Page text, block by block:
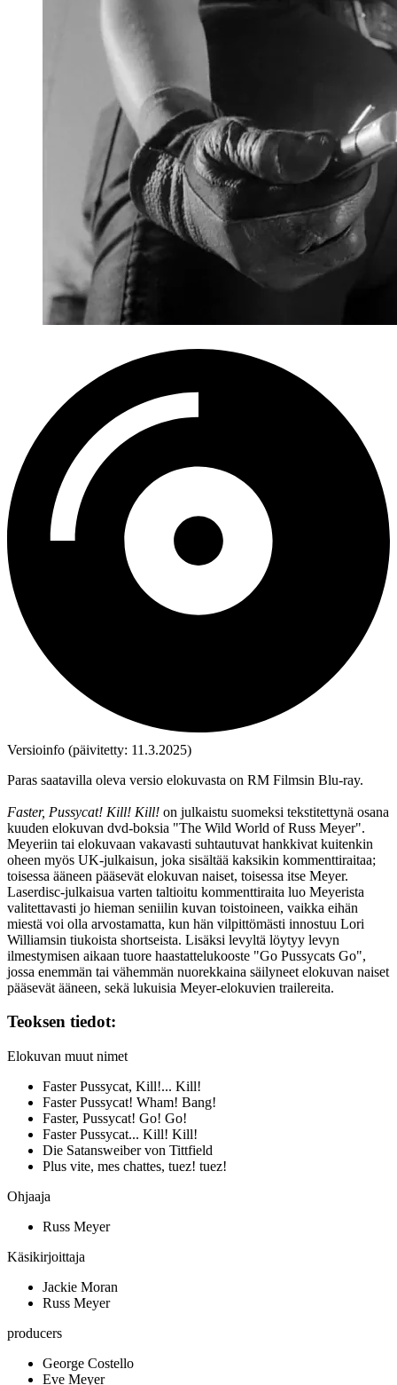
Versioinfo (päivitetty: 11.3.2025)
Paras saatavilla oleva versio elokuvasta on RM Filmsin Blu‑ray.
Faster, Pussycat! Kill! Kill! on julkaistu suomeksi tekstitettynä osana
kuuden elokuvan dvd‑boksia "The Wild World of Russ Meyer".
Meyeriin tai elokuvaan vakavasti suhtautuvat hankkivat kuitenkin
oheen myös UK‑julkaisun, joka sisältää kaksikin kommenttiraitaa;
toisessa ääneen pääsevät elokuvan naiset, toisessa itse Meyer.
Laserdisc-julkaisua varten taltioitu kommenttiraita luo Meyerista
valitettavasti jo hieman seniilin kuvan toistoineen, vaikka eihän
miestä voi olla arvostamatta, kun hän vilpittömästi innostuu Lori
Williamsin tiukoista shortseista. Lisäksi levyltä löytyy levyn
ilmestymisen aikaan tuore haastattelukooste "Go Pussycats Go",
jossa enemmän tai vähemmän nuorekkaina säilyneet elokuvan naiset
pääsevät ääneen, sekä lukuisia Meyer-elokuvien trailereita.
Teoksen tiedot:
Elokuvan muut nimet
Faster Pussycat, Kill!... Kill!
Faster Pussycat! Wham! Bang!
Faster, Pussycat! Go! Go!
Faster Pussycat... Kill! Kill!
Die Satansweiber von Tittfield
Plus vite, mes chattes, tuez! tuez!
Ohjaaja
Russ Meyer
Käsikirjoittaja
Jackie Moran
Russ Meyer
producers
George Costello
Eve Meyer